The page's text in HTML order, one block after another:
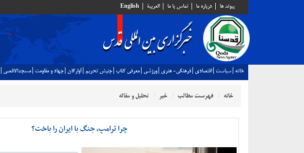
پيوند ها درباره ما تماس با ما العربية English
خانه سياست اقتصادي فرهنگي- هنري ورزشي معرفي كتاب جنبش تحريم آوارگان جهاد و مقاومت مسجدالاقصي
خانه فهرست مطالب خبر تحلیل و مقاله
چرا ترامپ، جنگ با ایران را باخت؟